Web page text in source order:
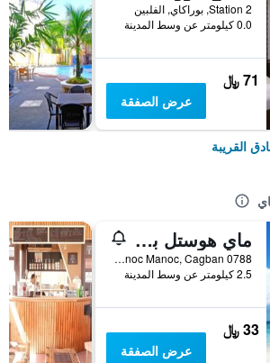
Station 2, بوراكاي, الفلبين
0.0 كيلومتر عن وسط المدينة
71 ﷼
عرض الصفقة
القريبة
ماي هوستل بوراكاي
0788 Manoc Manoc, Cagban, بوراكاي, الفلبين
2.5 كيلومتر عن وسط المدينة
33 ﷼
عرض الصفقة